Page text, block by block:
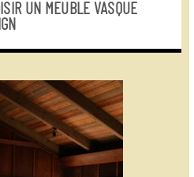
UN MEUBLE VASQUE